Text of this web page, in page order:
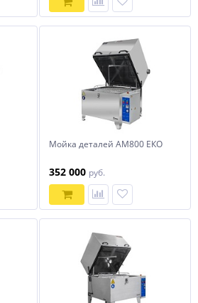
Мойка деталей АМ800 ЕКО
352 000 руб.